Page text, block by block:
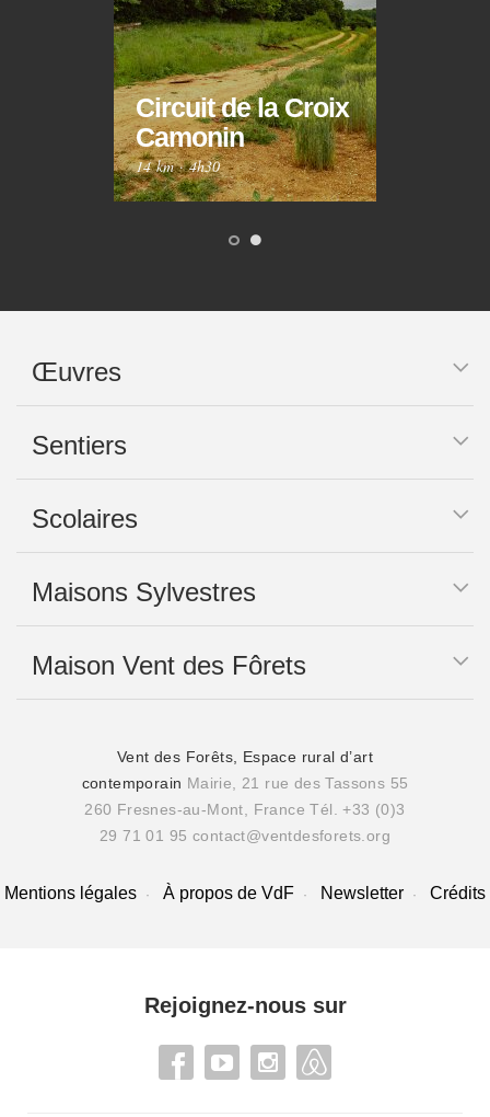
Circuit de la Croix
Camonin
14 km·4h30
Œuvres
Sentiers
Scolaires
Maisons Sylvestres
Maison Vent des Fôrets
Vent des Forêts, Espace rural d’art
contemporain Mairie, 21 rue des Tassons 55
260 Fresnes-au-Mont, France Tél. +33 (0)3
29 71 01 95 contact@ventdesforets.org
Mentions légales À propos de VdF Newsletter Crédits
Rejoignez-nous sur